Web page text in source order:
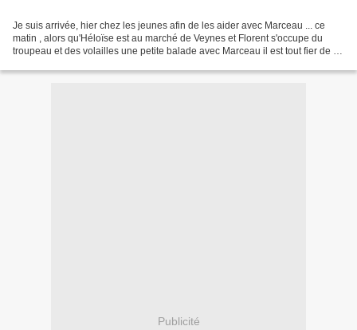
Je suis arrivée, hier chez les jeunes afin de les aider avec Marceau ... ce
matin , alors qu'Héloïse est au marché de Veynes et Florent s'occupe du
troupeau et des volailles une petite balade avec Marceau il est tout fier de sa
Publicité